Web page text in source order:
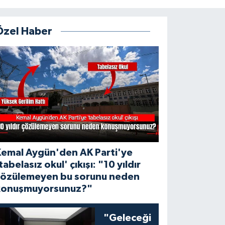
Haber
Aygün'den AK Parti'ye
okul' çıkışı: "10 yıldır
bu sorunu neden
"Geleceği